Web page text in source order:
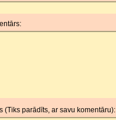
(Tiks parādīts, ar savu komentāru):